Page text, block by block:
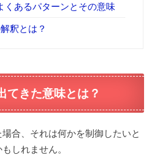
くあるパターンとその意味
釈とは？
てきた意味とは？
合、それは何かを制御したいと
しれません。